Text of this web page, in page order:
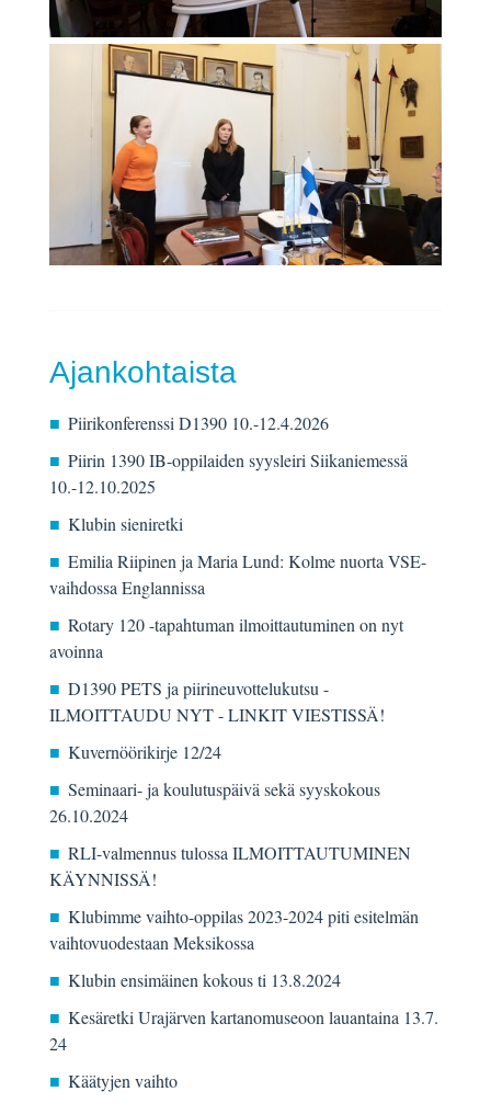
Ajankohtaista
Piirikonferenssi D1390 10.-12.4.2026
Piirin 1390 IB-oppilaiden syysleiri Siikaniemessä
10.-12.10.2025
Klubin sieniretki
Emilia Riipinen ja Maria Lund: Kolme nuorta VSE-
vaihdossa Englannissa
Rotary 120 -tapahtuman ilmoittautuminen on nyt
avoinna
D1390 PETS ja piirineuvottelukutsu -
ILMOITTAUDU NYT - LINKIT VIESTISSÄ!
Kuvernöörikirje 12/24
Seminaari- ja koulutuspäivä sekä syyskokous
26.10.2024
RLI-valmennus tulossa ILMOITTAUTUMINEN
KÄYNNISSÄ!
Klubimme vaihto-oppilas 2023-2024 piti esitelmän
vaihtovuodestaan Meksikossa
Klubin ensimäinen kokous ti 13.8.2024
Kesäretki Urajärven kartanomuseoon lauantaina 13.7.
24
Käätyjen vaihto